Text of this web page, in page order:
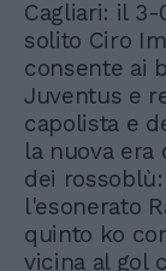
Cagliari: il
solito Ciro
consente ai
Juventus e
capolista e
la nuova era
dei
l'esonerato
quinto ko
vicina al gol